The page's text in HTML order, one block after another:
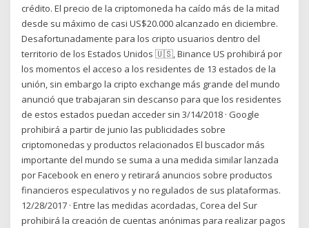
crédito. El precio de la criptomoneda ha caído más de la mitad
desde su máximo de casi US$20.000 alcanzado en diciembre.
Desafortunadamente para los cripto usuarios dentro del
territorio de los Estados Unidos 🇺🇸, Binance US prohibirá por
los momentos el acceso a los residentes de 13 estados de la
unión, sin embargo la cripto exchange más grande del mundo
anunció que trabajaran sin descanso para que los residentes
de estos estados puedan acceder sin 3/14/2018 · Google
prohibirá a partir de junio las publicidades sobre
criptomonedas y productos relacionados El buscador más
importante del mundo se suma a una medida similar lanzada
por Facebook en enero y retirará anuncios sobre productos
financieros especulativos y no regulados de sus plataformas.
12/28/2017 · Entre las medidas acordadas, Corea del Sur
prohibirá la creación de cuentas anónimas para realizar pagos